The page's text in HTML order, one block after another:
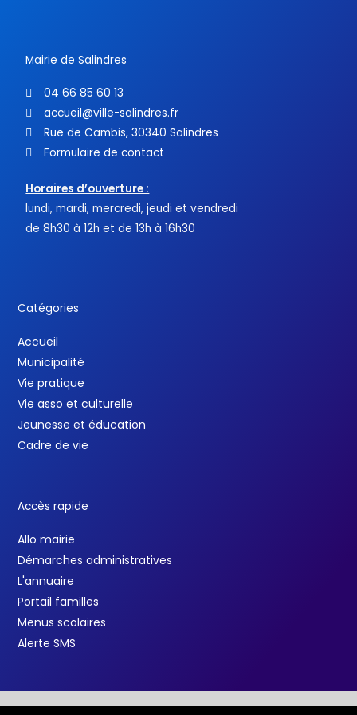
Mairie de Salindres
04 66 85 60 13
accueil@ville-salindres.fr
Rue de Cambis, 30340 Salindres
Formulaire de contact
Horaires d’ouverture :
lundi, mardi, mercredi, jeudi et vendredi
de 8h30 à 12h et de 13h à 16h30
Catégories
Accueil
Municipalité
Vie pratique
Vie asso et culturelle
Jeunesse et éducation
Cadre de vie
Accès rapide
Allo mairie
Démarches administratives
L'annuaire
Portail familles
Menus scolaires
Alerte SMS